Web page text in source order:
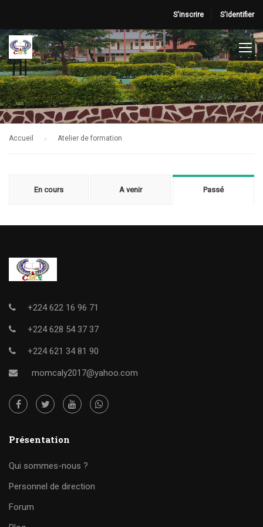
S'inscrire S'identifier
Accueil Atelier de formation
En cours A venir Passé
+224 622 16 96 71
+224 628 54 37 37
+224 621 34 81 90
momcaly2017@yahoo.com
Présentation
Qui sommes-nous ?
Personnel de direction
Forum